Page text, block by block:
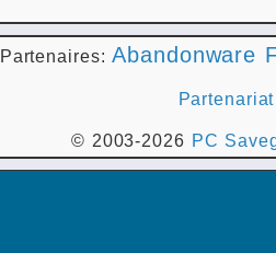
Partenaires:Abandonware
Partenariat
© 2003-2026 PC